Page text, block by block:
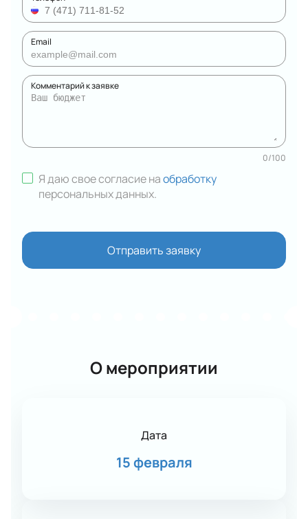
Email
Комментарий к заявке
0/100
Я даю свое согласие наобработку
персональных данных.
Отправить заявку
О мероприятии
Дата
15 февраля